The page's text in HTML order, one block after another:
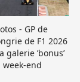
- GP de
de F1 2026
galerie ’bonus’
week-end